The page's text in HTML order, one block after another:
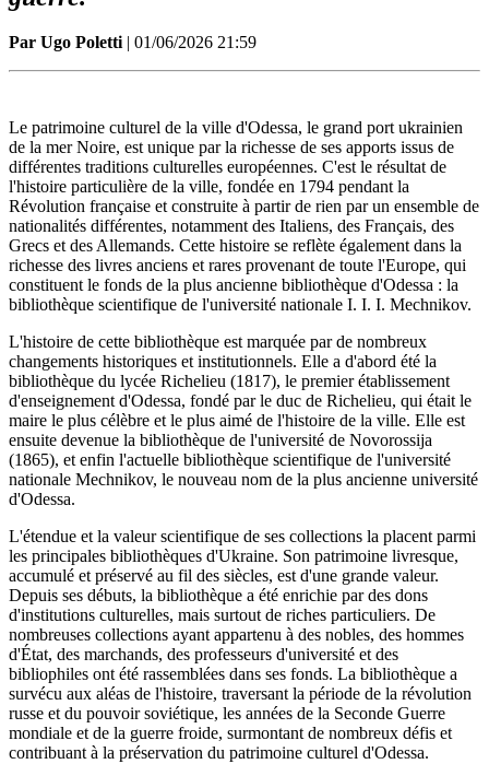
Par Ugo Poletti| 01/06/2026 21:59
Le patrimoine culturel de la ville d'Odessa, le grand port ukrainien
de la mer Noire, est unique par la richesse de ses apports issus de
différentes traditions culturelles européennes. C'est le résultat de
l'histoire particulière de la ville, fondée en 1794 pendant la
Révolution française et construite à partir de rien par un ensemble de
nationalités différentes, notamment des Italiens, des Français, des
Grecs et des Allemands. Cette histoire se reflète également dans la
richesse des livres anciens et rares provenant de toute l'Europe, qui
constituent le fonds de la plus ancienne bibliothèque d'Odessa : la
bibliothèque scientifique de l'université nationale I. I. I. Mechnikov.
L'histoire de cette bibliothèque est marquée par de nombreux
changements historiques et institutionnels. Elle a d'abord été la
bibliothèque du lycée Richelieu (1817), le premier établissement
d'enseignement d'Odessa, fondé par le duc de Richelieu, qui était le
maire le plus célèbre et le plus aimé de l'histoire de la ville. Elle est
ensuite devenue la bibliothèque de l'université de Novorossija
(1865), et enfin l'actuelle bibliothèque scientifique de l'université
nationale Mechnikov, le nouveau nom de la plus ancienne université
d'Odessa.
L'étendue et la valeur scientifique de ses collections la placent parmi
les principales bibliothèques d'Ukraine. Son patrimoine livresque,
accumulé et préservé au fil des siècles, est d'une grande valeur.
Depuis ses débuts, la bibliothèque a été enrichie par des dons
d'institutions culturelles, mais surtout de riches particuliers. De
nombreuses collections ayant appartenu à des nobles, des hommes
d'État, des marchands, des professeurs d'université et des
bibliophiles ont été rassemblées dans ses fonds. La bibliothèque a
survécu aux aléas de l'histoire, traversant la période de la révolution
russe et du pouvoir soviétique, les années de la Seconde Guerre
mondiale et de la guerre froide, surmontant de nombreux défis et
contribuant à la préservation du patrimoine culturel d'Odessa.